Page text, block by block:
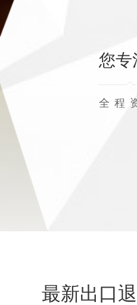
您专
全程
最新出口